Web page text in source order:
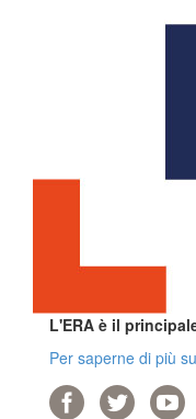
L'ERA è il
Per saperne di più